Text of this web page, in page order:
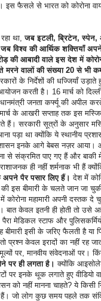
फैसले से भारत को कोरोना
था,जब इटली,ब्रिटेन,स्पेन,
जब विश्व की आर्थिक शक्तियाँ
की आबादी वाले इस देश में
वालों की संख्या20से भी
के निर्देशों की धज्जियाँ उड़ाते
करती है। 16 मार्च को
जनता कर्फ्यू की अपील
के आखरी सप्ताह तक इस
हैं। सरकारी सूत्रों के अनुसार
पड़ा था क्योंकि ये स्थानीय
इनके आगे बेबस नज़र आया।
से संक्रमित पाए गए हैं और बाकी
ही नहीं शर्मनाक भी हैं
पैर पसार लिए हैं।देश में
इस बीमारी के चलते जान जा
कोरोना महामारी अपनी दस्तक
केवल इतनी ही होती तो उसे
मेडिकल स्टाफ और
बीमारी इसी के जरिए फैलती है
प्रश्न केवल इरादों का नहीं रह
पर, मानवीय संवेदनाओं पर।
पर ही लगता है। क्योंकि
पर इनके थूक लगाते हुए वीडियो
को नहीं मानना चाहते? ये किसी
हैं। जो लोग कुछ समय पहले तक